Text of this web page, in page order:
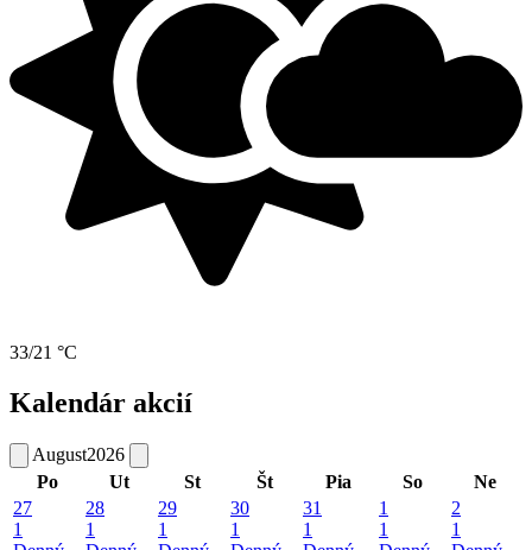
33/21 °C
Kalendár akcií
August2026
Po
Ut St Št Pia So
Ne
27
1
28
1
29
1
30
1
31
1
1
1
2
1